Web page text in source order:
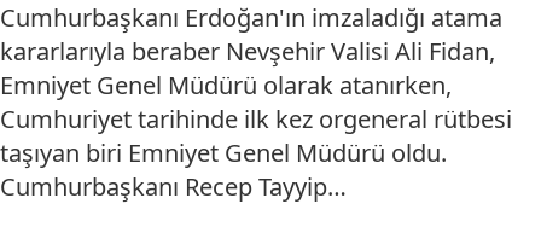
Cumhurbaşkanı Erdoğan'ın imzaladığı atama
kararlarıyla beraber Nevşehir Valisi Ali Fidan,
Emniyet Genel Müdürü olarak atanırken,
Cumhuriyet tarihinde ilk kez orgeneral rütbesi
taşıyan biri Emniyet Genel Müdürü oldu.
Cumhurbaşkanı Recep Tayyip…